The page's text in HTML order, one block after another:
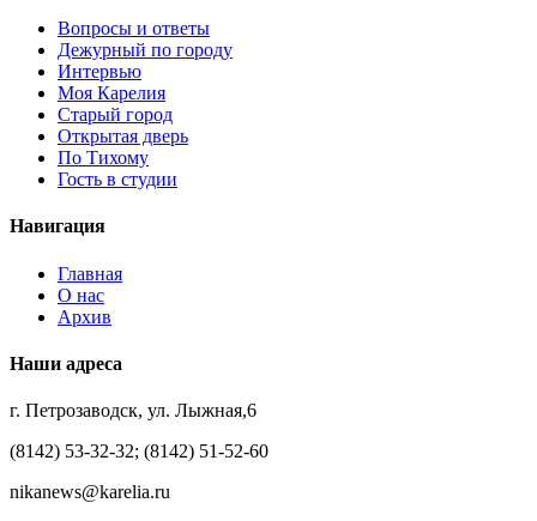
Вопросы и ответы
Дежурный по городу
Интервью
Моя Карелия
Старый город
Открытая дверь
По Тихому
Гость в студии
Навигация
Главная
О нас
Архив
Наши адреса
г. Петрозаводск, ул. Лыжная,6
(8142) 53-32-32; (8142) 51-52-60
nikanews@karelia.ru